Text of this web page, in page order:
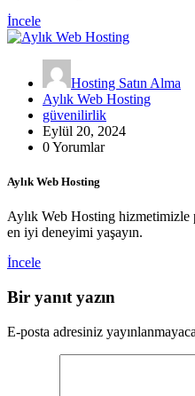
İncele
Hosting Satın Alma
Aylık Web Hosting
güvenilirlik
Eylül 20, 2024
0 Yorumlar
Aylık Web Hosting
Aylık Web Hosting hizmetimizle
en iyi deneyimi yaşayın.
İncele
Bir yanıt yazın
E-posta adresiniz